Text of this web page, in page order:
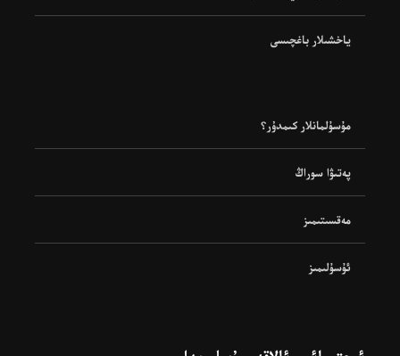
ياخشىلار باغچىسى
مۇسۇلمانلار كىمدۇر؟
پەتىۋا سوراڭ
مەقسىتىمىز
ئۇسۇلىمىز